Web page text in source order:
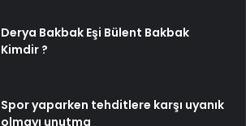
Derya Bakbak Eşi Bülent Bakbak
Kimdir ?
Spor yaparken tehditlere karşı uyanık
olmayı unutma